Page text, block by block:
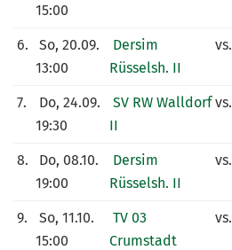
15:00
6.
So, 20.09.
13:00
Dersim
Rüsselsh. II
vs.
7.
Do, 24.09.
19:30
SV RW Walldorf
II
vs.
8.
Do, 08.10.
19:00
Dersim
Rüsselsh. II
vs.
9.
So, 11.10.
15:00
TV 03
Crumstadt
vs.